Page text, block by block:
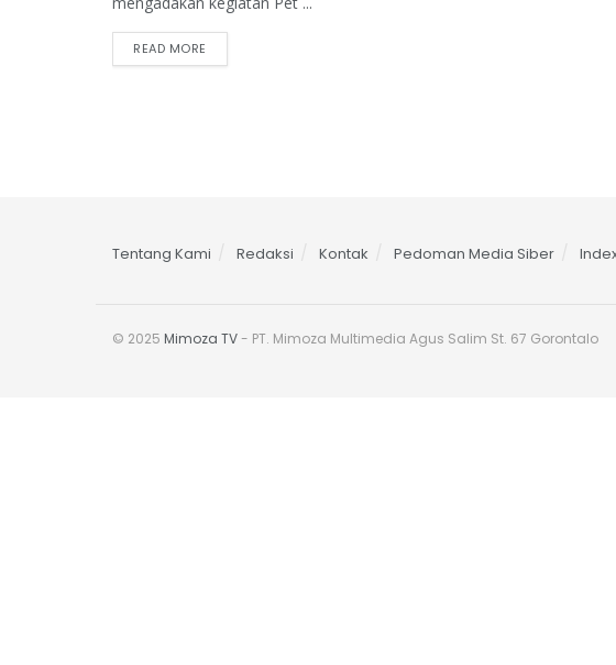
READ MORE
Tentang Kami Redaksi Kontak Pedoman Media Siber
© 2025 Mimoza TV- PT. Mimoza Multimedia Agus Salim St. 67 Gorontalo